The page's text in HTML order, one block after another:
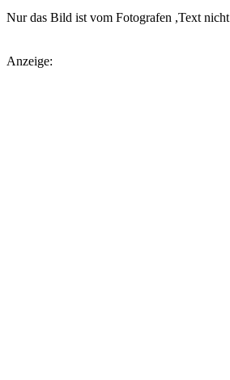
Nur das Bild ist vom Fotografen ,Text nicht
Anzeige: